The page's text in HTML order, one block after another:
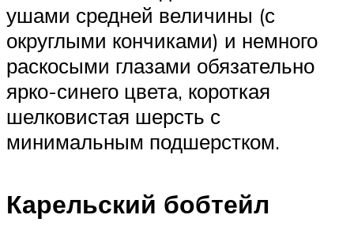
ушами средней величины (с
округлыми кончиками) и немного
раскосыми глазами обязательно
ярко-синего цвета, короткая
шелковистая шерсть с
минимальным подшерстком.
Карельский бобтейл